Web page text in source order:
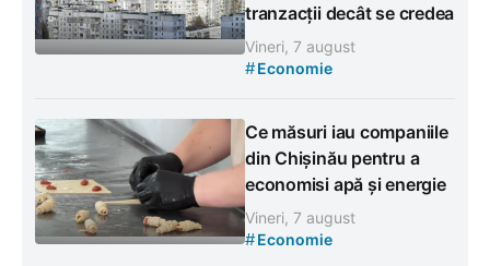
tranzacții decât se credea
Vineri, 7 august
#Economie
Ce măsuri iau companiile
din Chișinău pentru a
economisi apă și energie
Vineri, 7 august
#Economie